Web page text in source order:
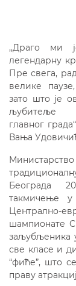
,,Драго ми
легендарну
Пре свега,
велике
зато што је
љубитеље
главног
Вања
Београда
такмичење
Централно-
шампионате
заљубљеника
све класе и
“фиће”, што
праву